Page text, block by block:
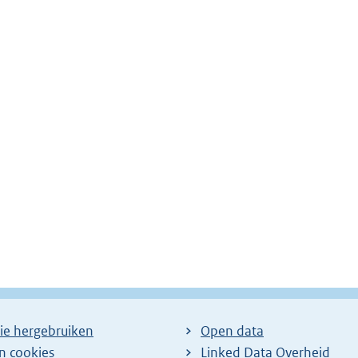
hergebruiken
cookies
Open data
Linked Data Overheid